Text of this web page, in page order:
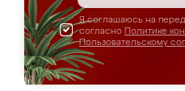
Я соглашаюсь на
согласно Политике
Пользовательскому